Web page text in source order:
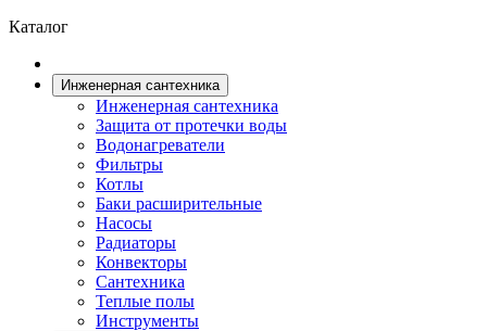
Каталог
Инженерная сантехника
Инженерная сантехника
Защита от протечки воды
Водонагреватели
Фильтры
Котлы
Баки расширительные
Насосы
Радиаторы
Конвекторы
Сантехника
Теплые полы
Инструменты